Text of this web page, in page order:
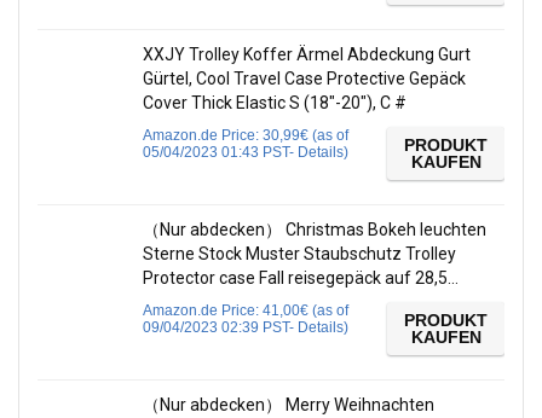
XXJY Trolley Koffer Ärmel Abdeckung Gurt
Gürtel, Cool Travel Case Protective Gepäck
Cover Thick Elastic S (18″-20″), C #
Amazon.de Price: 30,99€ (as of
05/04/2023 01:43 PST- Details)
PRODUKT
KAUFEN
（Nur abdecken） Christmas Bokeh leuchten
Sterne Stock Muster Staubschutz Trolley
Protector case Fall reisegepäck auf 28,5…
Amazon.de Price: 41,00€ (as of
09/04/2023 02:39 PST- Details)
PRODUKT
KAUFEN
（Nur abdecken） Merry Weihnachten